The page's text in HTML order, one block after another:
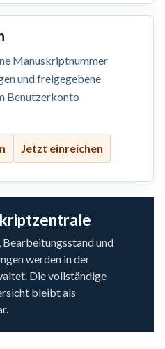
Manuskriptnummer
und freigegebene
Benutzerkonto
Jetzt einreichen
und
werden in der
Die vollständige
bleibt als